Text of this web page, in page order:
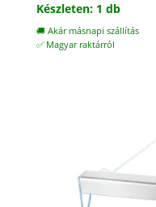
Készleten: 1 db
🚚 Akár másnapi szállítás
✅ Magyar raktárról